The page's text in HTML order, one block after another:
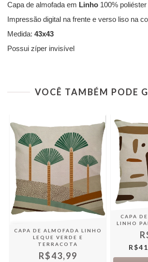
Capa de almofada em Linho 100% poliéster
Impressão digital na frente e verso liso na
Medida: 43x43
Possui zíper invisível
VOCÊ TAMBÉM PODE
CAPA DE ALMOFADA LINHO
LEQUE VERDE E
TERRACOTA
R$43,99
CAPA
LINHO